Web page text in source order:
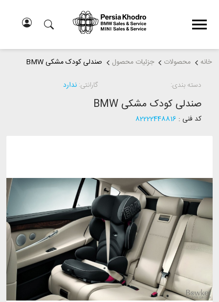
خانه محصولات جزئیات محصول
صندلی کودک مشکی BMW
دسته بندی:
گارانتی: ندارد
صندلی کودک مشکی BMW
کد فنی : 82222448816